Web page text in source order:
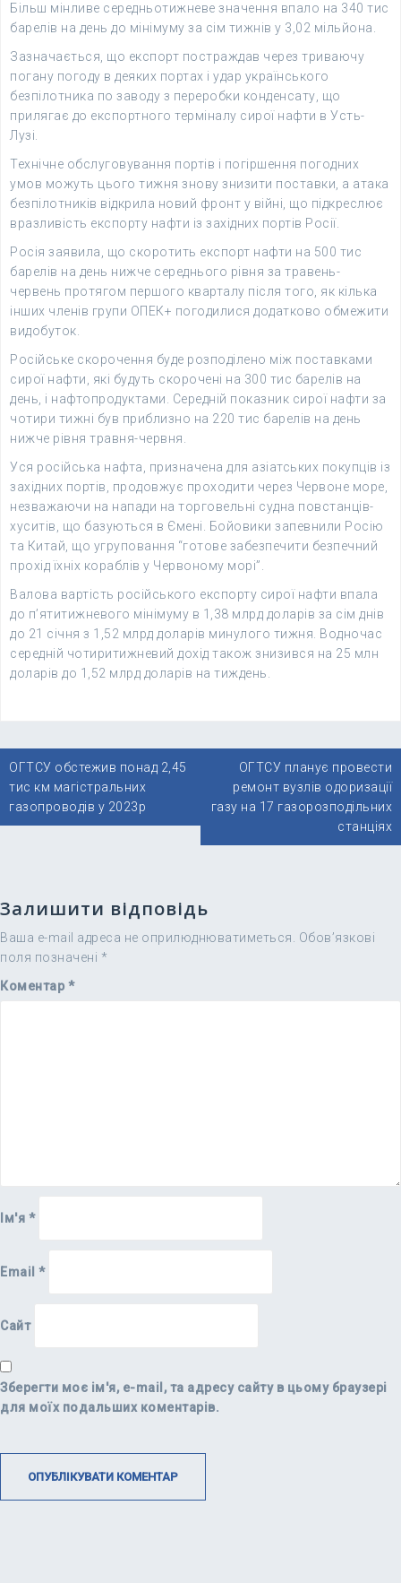
Більш мінливе середньотижневе значення впало на 340 тис
барелів на день до мінімуму за сім тижнів у 3,02 мільйона.
Зазначається, що експорт постраждав через триваючу
погану погоду в деяких портах і удар українського
безпілотника по заводу з переробки конденсату, що
прилягає до експортного терміналу сирої нафти в Усть-
Лузі.
Технічне обслуговування портів і погіршення погодних
умов можуть цього тижня знову знизити поставки, а атака
безпілотників відкрила новий фронт у війні, що підкреслює
вразливість експорту нафти із західних портів Росії.
Росія заявила, що скоротить експорт нафти на 500 тис
барелів на день нижче середнього рівня за травень-
червень протягом першого кварталу після того, як кілька
інших членів групи ОПЕК+ погодилися додатково обмежити
видобуток.
Російське скорочення буде розподілено між поставками
сирої нафти, які будуть скорочені на 300 тис барелів на
день, і нафтопродуктами. Середній показник сирої нафти за
чотири тижні був приблизно на 220 тис барелів на день
нижче рівня травня-червня.
Уся російська нафта, призначена для азіатських покупців із
західних портів, продовжує проходити через Червоне море,
незважаючи на напади на торговельні судна повстанців-
хуситів, що базуються в Ємені. Бойовики запевнили Росію
та Китай, що угруповання “готове забезпечити безпечний
прохід їхніх кораблів у Червоному морі”.
Валова вартість російського експорту сирої нафти впала
до п’ятитижневого мінімуму в 1,38 млрд доларів за сім днів
до 21 січня з 1,52 млрд доларів минулого тижня. Водночас
середній чотиритижневий дохід також знизився на 25 млн
доларів до 1,52 млрд доларів на тиждень.
Навігація
записів
ОГТСУ обстежив понад 2,45
тис км магістральних
газопроводів у 2023р
ОГТСУ планує провести
ремонт вузлів одоризації
газу на 17 газорозподільних
станціях
Залишити відповідь
Ваша e-mail адреса не оприлюднюватиметься.
Обов’язкові
поля позначені *
Коментар *
Ім'я *
Email *
Сайт
Зберегти моє ім'я, e-mail, та адресу сайту в цьому браузері
для моїх подальших коментарів.